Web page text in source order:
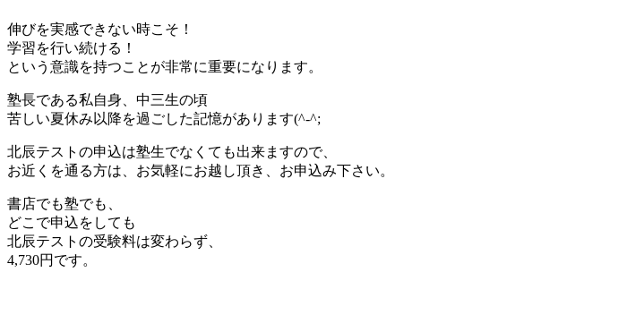
伸びを実感できない時こそ！
学習を行い続ける！
という意識を持つことが非常に重要になります。
塾長である私自身、中三生の頃
苦しい夏休み以降を過ごした記憶があります(^-^;
北辰テストの申込は塾生でなくても出来ますので、
お近くを通る方は、お気軽にお越し頂き、お申込み下さい。
書店でも塾でも、
どこで申込をしても
北辰テストの受験料は変わらず、
4,730円です。